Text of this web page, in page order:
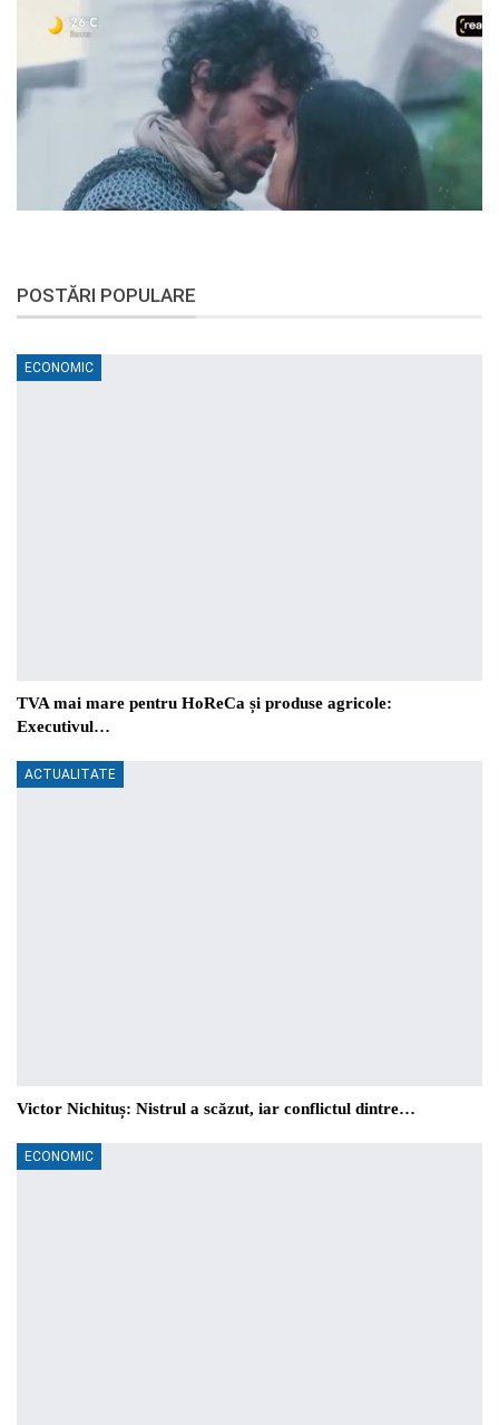
POSTĂRI POPULARE
ECONOMIC
TVA mai mare pentru HoReCa și produse agricole:
Executivul…
ACTUALITATE
Victor Nichituș: Nistrul a scăzut, iar conflictul dintre…
ECONOMIC